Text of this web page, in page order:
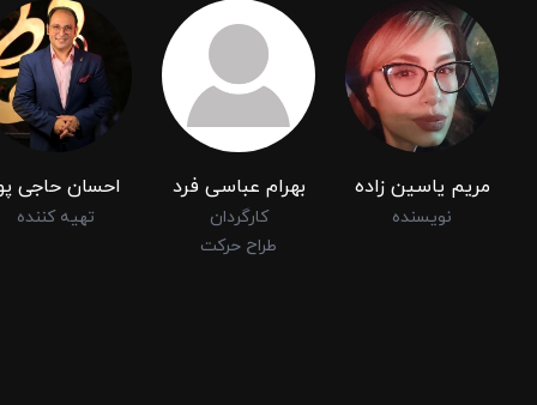
مریم یاسین زاده
نویسنده
بهرام عباسی فرد
کارگردان
طراح حرکت
احسان حاجی
تهیه کننده